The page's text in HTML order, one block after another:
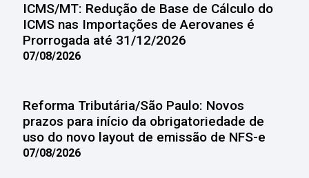
ICMS/MT: Redução de Base de Cálculo do
ICMS nas Importações de Aerovanes é
Prorrogada até 31/12/2026
07/08/2026
Reforma Tributária/São Paulo: Novos
prazos para início da obrigatoriedade de
uso do novo layout de emissão de NFS-e
07/08/2026